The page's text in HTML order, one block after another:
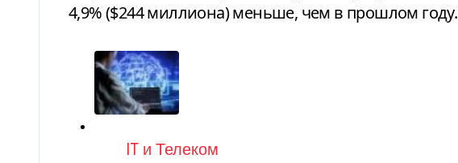
4,9% ($244 миллиона) меньше, чем в прошлом году.
Категория
IT и Телеком